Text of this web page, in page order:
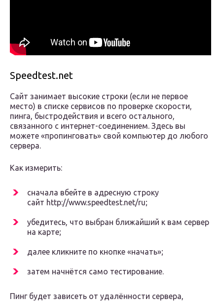
Speedtest.net
Сайт занимает высокие строки (если не первое
место) в списке сервисов по проверке скорости,
пинга, быстродействия и всего остального,
связанного с интернет-соединением. Здесь вы
можете «пропинговать» свой компьютер до любого
сервера.
Как измерить:
сначала вбейте в адресную строку
сайт http://www.speedtest.net/ru;
убедитесь, что выбран ближайший к вам сервер
на карте;
далее кликните по кнопке «начать»;
затем начнётся само тестирование.
Пинг будет зависеть от удалённости сервера,